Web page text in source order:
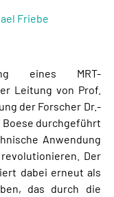
Friebe
eines MRT-
Leitung von Prof.
der Forscher Dr.-
Boese durchgeführt
Anwendung
Der
dabei erneut als
das durch die